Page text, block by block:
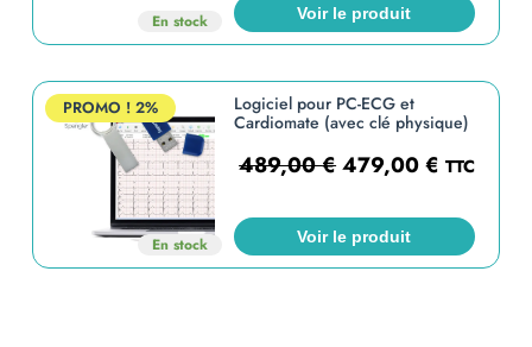
En stock Voir le produit
PROMO ! 2%
En stock
Logiciel pour PC-ECG et
Cardiomate (avec clé physique)
489,00€479,00€ TTC
Voir le produit